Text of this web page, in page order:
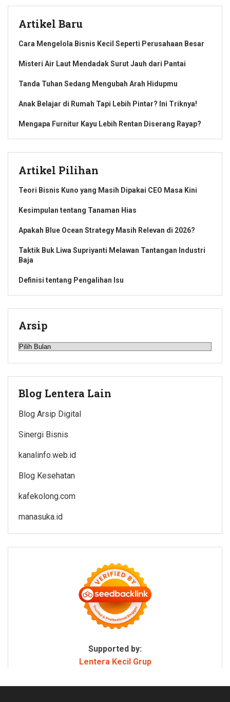
Artikel Baru
Cara Mengelola Bisnis Kecil Seperti Perusahaan Besar
Misteri Air Laut Mendadak Surut Jauh dari Pantai
Tanda Tuhan Sedang Mengubah Arah Hidupmu
Anak Belajar di Rumah Tapi Lebih Pintar? Ini Triknya!
Mengapa Furnitur Kayu Lebih Rentan Diserang Rayap?
Artikel Pilihan
Teori Bisnis Kuno yang Masih Dipakai CEO Masa Kini
Kesimpulan tentang Tanaman Hias
Apakah Blue Ocean Strategy Masih Relevan di 2026?
Taktik Buk Liwa Supriyanti Melawan Tantangan Industri
Baja
Definisi tentang Pengalihan Isu
Arsip
Arsip
Blog Lentera Lain
Blog Arsip Digital
Sinergi Bisnis
kanalinfo.web.id
Blog Kesehatan
kafekolong.com
manasuka.id
Supported by:
Lentera Kecil Grup